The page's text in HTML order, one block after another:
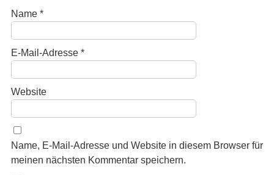
Name *
E-Mail-Adresse *
Website
Name, E-Mail-Adresse und Website in diesem Browser für
meinen nächsten Kommentar speichern.